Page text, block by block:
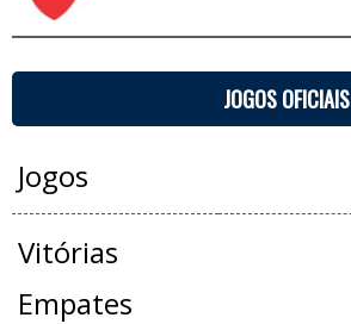
JOGOS OFICIAIS
Jogos
Vitórias
Empates